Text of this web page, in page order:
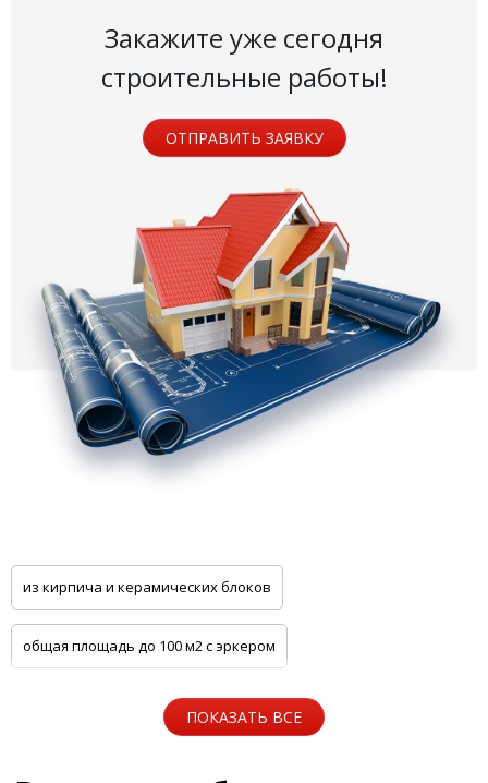
Закажите уже сегодня
строительные работы!
ОТПРАВИТЬ ЗАЯВКУ
из кирпича и керамических блоков
общая площадь до 100 м2 с эркером
общая площадь до 100 м2 с цоколем
ПОКАЗАТЬ ВСЕ